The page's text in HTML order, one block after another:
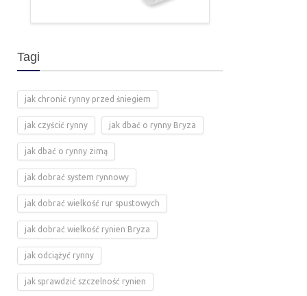
Tagi
jak chronić rynny przed śniegiem
jak czyścić rynny jak dbać o rynny Bryza
jak dbać o rynny zimą
jak dobrać system rynnowy
jak dobrać wielkość rur spustowych
jak dobrać wielkość rynien Bryza
jak odciążyć rynny
jak sprawdzić szczelność rynien